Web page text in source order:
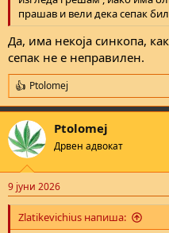
прашав и вели дека сепак
Да, има некоја синкопа,
сепак не е неправилен.
R
e
a
c
t
i
n
s
:
Ptolomej
Ptolomej
Дрвен адвокат
9 јуни 2026
Zlatikevichius напиша: